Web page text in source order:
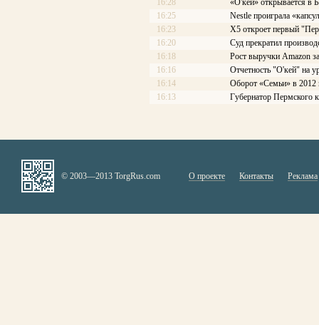
16:28
«О'кей» открывается в
16:25
Nestle проиграла
16:23
X5 откроет первый
16:20
Суд прекратил
16:18
Рост выручки Amazon
16:16
Отчетность "O'кей" на
16:14
Оборот «Семьи» в 2012
16:13
Губернатор Пермского
© 2003—2013 TorgRus.com О проекте Контакты Реклама